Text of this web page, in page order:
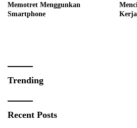
Memotret Menggunkan
Smartphone
Trending
Recent Posts